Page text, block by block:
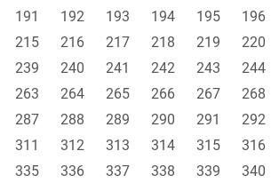
191 192 193 194 195 196
215 216 217 218 219 220
239 240 241 242 243 244
263 264 265 266 267 268
287 288 289 290 291 292
311 312 313 314 315 316
335 336 337 338 339 340